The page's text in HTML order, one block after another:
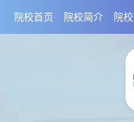
院校首页 院校简介 院